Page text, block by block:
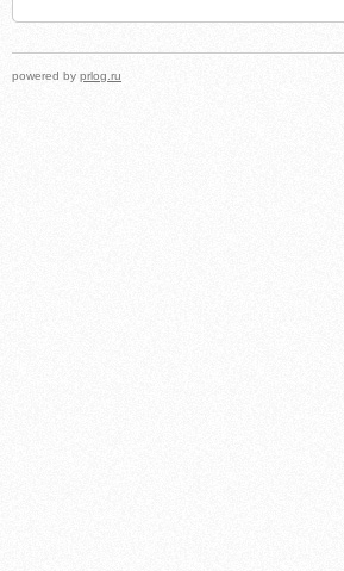
powered by prlog.ru